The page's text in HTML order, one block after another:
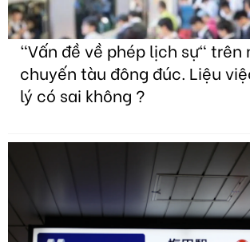
"Vấn đề về phép lịch sự" trên
chuyến tàu đông đúc. Liệu
lý có sai không ?